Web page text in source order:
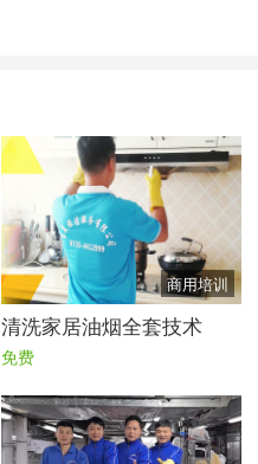
商用培训
清洗家居油烟全套技术
免费